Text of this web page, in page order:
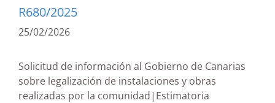
R680/2025
25/02/2026
Solicitud de información al Gobierno de Canarias
sobre legalización de instalaciones y obras
realizadas por la comunidad|Estimatoria